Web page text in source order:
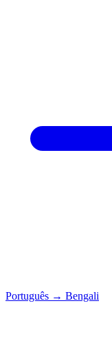
Português → Bengali